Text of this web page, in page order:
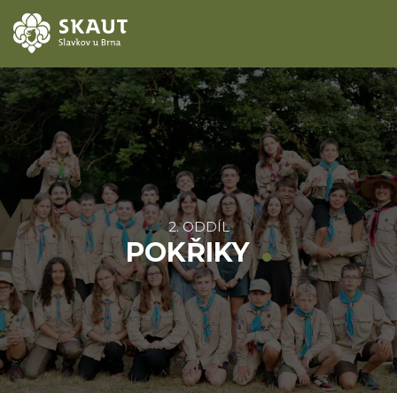
ÚVOD
AKCE
ODDÍLY
O STŘEDISKU
KONTAKTY
TÁBORY
2. ODDÍL
POKŘIKY